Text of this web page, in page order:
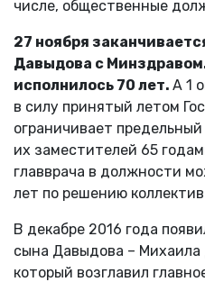
числе, общественные
27 ноября
Давыдова с
исполнилось 70 лет. А 1
в силу принятый летом
ограничивает
их заместителей 65
главврача в должности
лет по решению
В декабре 2016 года
сына Давыдова –
который возглавил